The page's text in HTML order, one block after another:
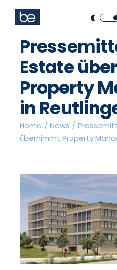
Estate
Property
in
Home News
übernimmt Property